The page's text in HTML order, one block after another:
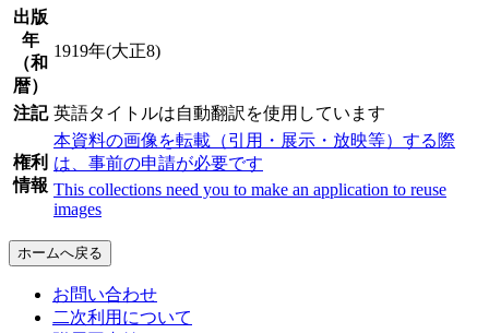
出版
年
（和
暦）
1919年(大正8)
注記 英語タイトルは自動翻訳を使用しています
権利
情報
本資料の画像を転載（引用・展示・放映等）する際
は、事前の申請が必要です
This collections need you to make an application to reuse
images
ホームへ戻る
お問い合わせ
二次利用について